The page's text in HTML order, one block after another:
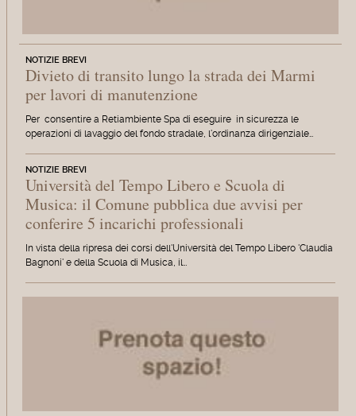
NOTIZIE BREVI
Divieto di transito lungo la strada dei Marmi
per lavori di manutenzione
Per consentire a Retiambiente Spa di eseguire in sicurezza le
operazioni di lavaggio del fondo stradale, l'ordinanza dirigenziale…
NOTIZIE BREVI
Università del Tempo Libero e Scuola di
Musica: il Comune pubblica due avvisi per
conferire 5 incarichi professionali
In vista della ripresa dei corsi dell'Università del Tempo Libero 'Claudia
Bagnoni' e della Scuola di Musica, il…